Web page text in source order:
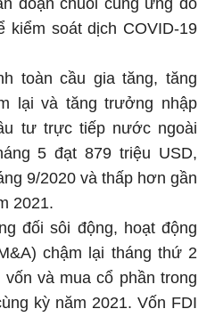
kiểm soát dịch COVID-19
toàn cầu gia tăng, tăng
lại và tăng trưởng nhập
tư trực tiếp nước ngoài
5 đạt 879 triệu USD,
9/2020 và thấp hơn gần
2021.
đối sôi động, hoạt động
chậm lại tháng thứ 2
và mua cổ phần trong
kỳ năm 2021. Vốn FDI